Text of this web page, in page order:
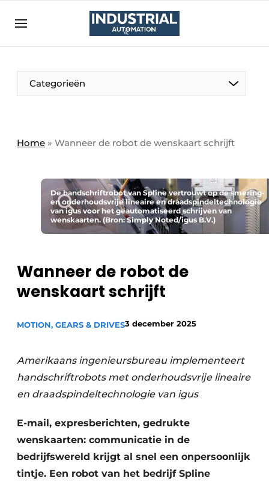
Aanmelden
Bedrijven
Bedrijven
Direct contact
Evenement aanmelden
Home
Meest gelezen
Privacy / Cookie statement
Vacatures
Categorieën
Home » Wanneer de robot de wenskaart schrijft
De handschriftrobot van Spline vertrouwt op de smering-
en onderhoudsvrije lineaire en draadspindeltechnologie
van igus voor het geautomatiseerd schrijven van
wenskaarten. (Bron: Simply Noted/igus B.V.)
Wanneer de robot de
wenskaart schrijft
MOTION, GEARS & DRIVES3 december 2025
Amerikaans ingenieursbureau implementeert
handschriftrobots met onderhoudsvrije lineaire
en draadspindeltechnologie van igus
E-mail, expresberichten, gedrukte
wenskaarten: communicatie in de
bedrijfswereld krijgt al snel een onpersoonlijk
tintje. Een robot van het bedrijf Spline